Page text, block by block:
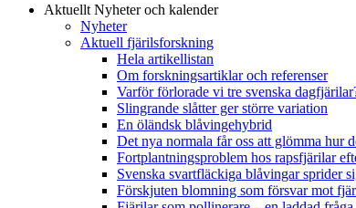
Aktuellt Nyheter och kalender
Nyheter
Aktuell fjärilsforskning
Hela artikellistan
Om forskningsartiklar och referenser
Varför förlorade vi tre svenska
Slingrande slåtter ger större variation
En öländsk blåvingehybrid
Det nya normala får oss att glömma hur
Fortplantningsproblem hos rapsfjärilar
Svenska svartfläckiga blåvingar sprider
Förskjuten blomning som försvar mot